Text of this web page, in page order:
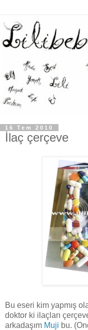
16 Tem 2010
İlaç çerçeve
Bu eseri kim yapmış
doktor ki ilaçları
arkadaşım Muji bu.